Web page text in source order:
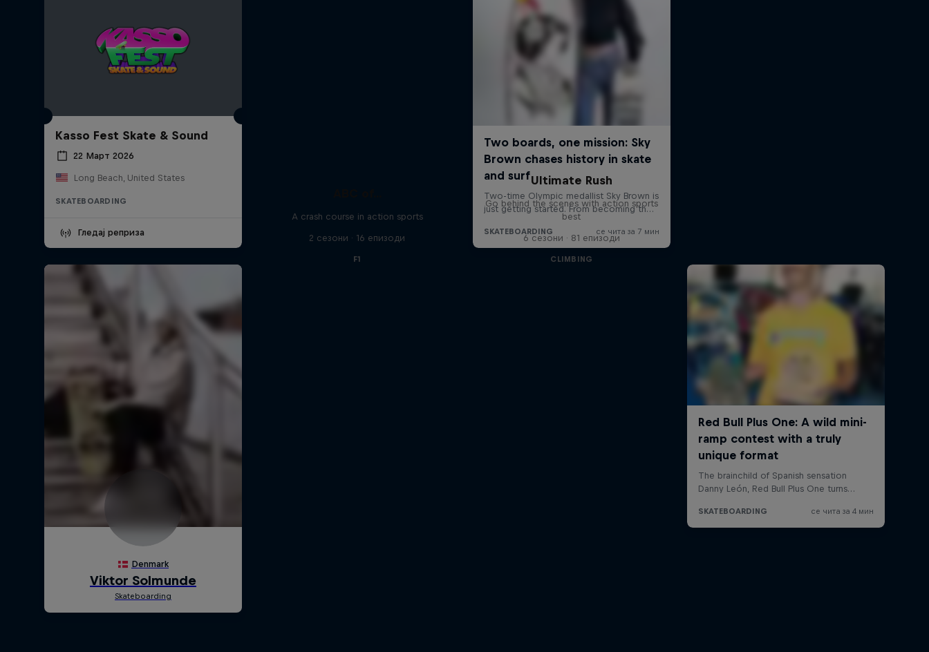
Kasso Fest Skate & Sound
22 Март 2026
Long Beach, United States
SKATEBOARDING
Гледај реприза
A crash course in action sports
2 сезони · 16 епизоди
F1
Ultimate Rush
Go behind the scenes with action sports
best
6 сезони · 81 епизоди
CLIMBING